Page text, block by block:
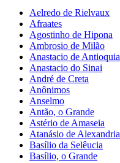
Aelredo de Rielvaux
Afraates
Agostinho de Hipona
Ambrosio de Milão
Anastacio de Antioquia
Anastacio do Sinai
André de Creta
Anônimos
Anselmo
Antão, o Grande
Astério de Amaseia
Atanásio de Alexandria
Basílio da Selêucia
Basílio, o Grande